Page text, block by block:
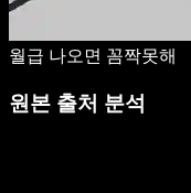
월급 나오면 꼼짝못해
원본 출처 분석